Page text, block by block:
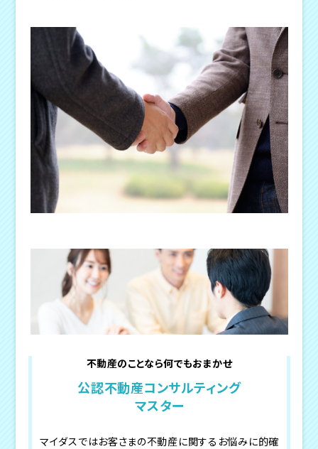
不動産のことなら何でもおまかせ
公認不動産コンサルティング
マスター
マイダスではお客さまの不動産に関するお悩みに的確